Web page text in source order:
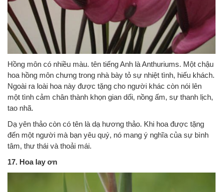
Hồng môn có nhiều màu. tên tiếng Anh là Anthuriums. Một chậu
hoa hồng môn chưng trong nhà bày tỏ sự nhiệt tình, hiếu khách.
Ngoài ra loài hoa này được tặng cho người khác còn nói lên
một tình cảm chân thành khọn gian dối, nồng ấm, sự thanh lịch,
tao nhã.
Dạ yên thảo còn có tên là dạ hương thảo. Khi hoa được tặng
đến một người mà bạn yêu quý, nó mang ý nghĩa của sự bình
tâm, thư thái và thoải mái.
17. Hoa lay ơn